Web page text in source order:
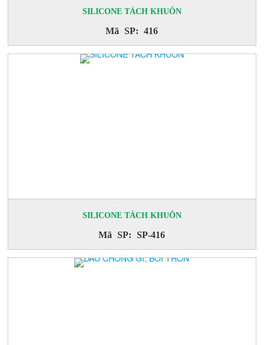
SILICONE TÁCH KHUÔN
Mã SP: 416
SILICONE TÁCH KHUÔN
Mã SP: SP-416